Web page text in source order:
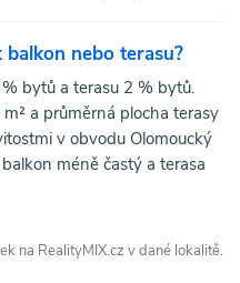
balkon nebo terasu?
bytů a terasu 2 % bytů.
a průměrná plocha terasy
v obvodu Olomoucký
méně častý a terasa
na RealityMIX.cz v dané lokalitě.